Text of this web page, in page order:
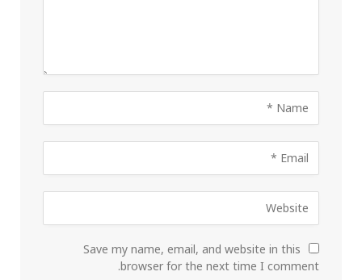
Save my name, email, and website in this
browser for the next time I comment.